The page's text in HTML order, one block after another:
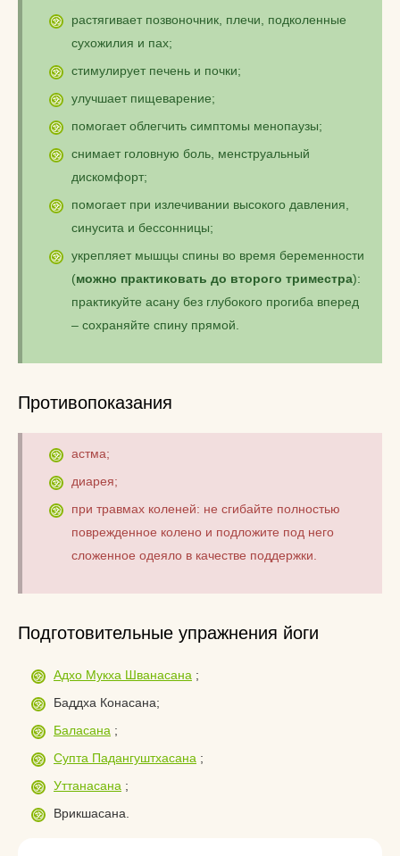
растягивает позвоночник, плечи, подколенные
сухожилия и пах;
стимулирует печень и почки;
улучшает пищеварение;
помогает облегчить симптомы менопаузы;
снимает головную боль, менструальный
дискомфорт;
помогает при излечивании высокого давления,
синусита и бессонницы;
укрепляет мышцы спины во время беременности
(можно практиковать до второго триместра):
практикуйте асану без глубокого прогиба вперед
– сохраняйте спину прямой.
Противопоказания
астма;
диарея;
при травмах коленей: не сгибайте полностью
поврежденное колено и подложите под него
сложенное одеяло в качестве поддержки.
Подготовительные упражнения йоги
Адхо Мукха Шванасана ;
Баддха Конасана;
Баласана ;
Супта Падангуштхасана ;
Уттанасана ;
Врикшасана.